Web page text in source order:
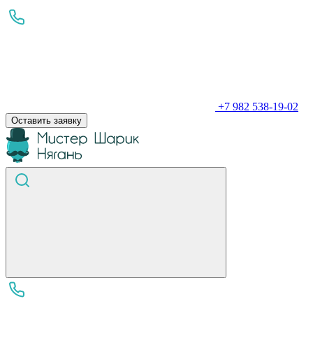
+7 982 538-19-02
Оставить заявку